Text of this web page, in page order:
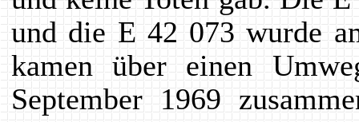
und die E 42 073 wurde
kamen über einen
September 1969